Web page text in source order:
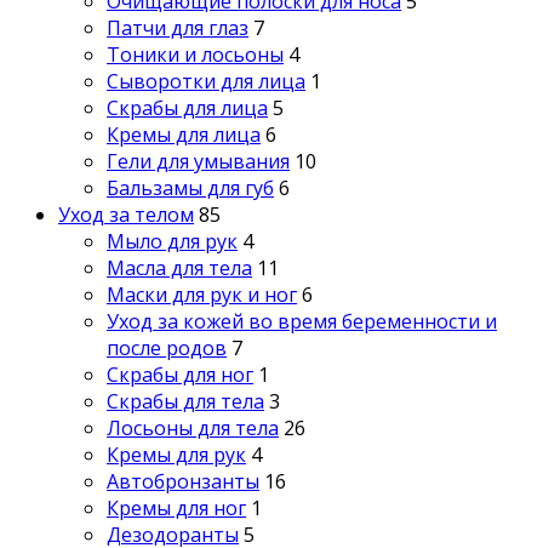
Патчи для глаз 7
Тоники и лосьоны 4
Сыворотки для лица 1
Скрабы для лица 5
Кремы для лица 6
Гели для умывания 10
Бальзамы для губ 6
Уход за телом 85
Мыло для рук 4
Масла для тела 11
Маски для рук и ног6
Уход за кожей во время беременности и
после родов 7
Скрабы для ног 1
Скрабы для тела 3
Лосьоны для тела 26
Кремы для рук 4
Автобронзанты 16
Кремы для ног 1
Дезодоранты 5